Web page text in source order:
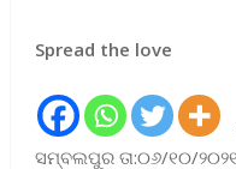
Spread the love
ସମ୍ବଲପୁର ତା:୦୬/୧୦/